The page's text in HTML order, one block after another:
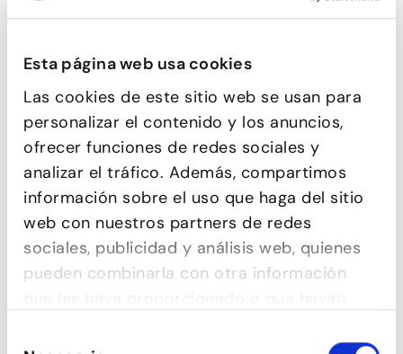
Esta página web usa cookies
Las cookies de este sitio web se usan para
personalizar el contenido y los anuncios,
ofrecer funciones de redes sociales y
analizar el tráfico. Además, compartimos
información sobre el uso que haga del sitio
web con nuestros partners de redes
sociales, publicidad y análisis web, quienes
pueden combinarla con otra información
de sus servicios.
BACHATA SENSUAL